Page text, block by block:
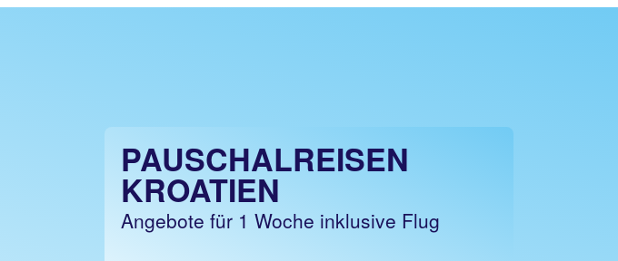
PAUSCHALREISEN
KROATIEN
Angebote für 1 Woche inklusive Flug